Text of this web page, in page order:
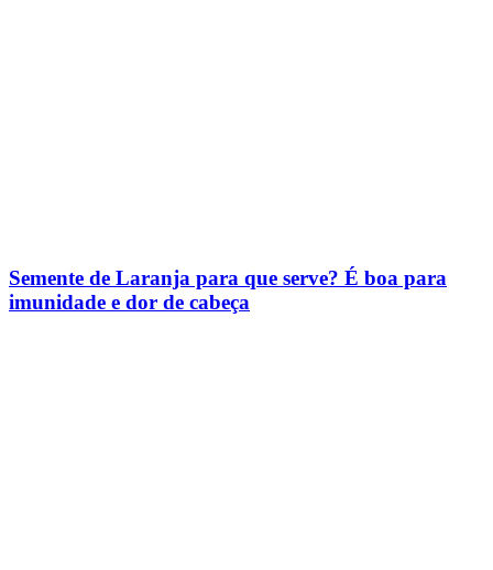
Semente de Laranja para que serve? É boa para
imunidade e dor de cabeça